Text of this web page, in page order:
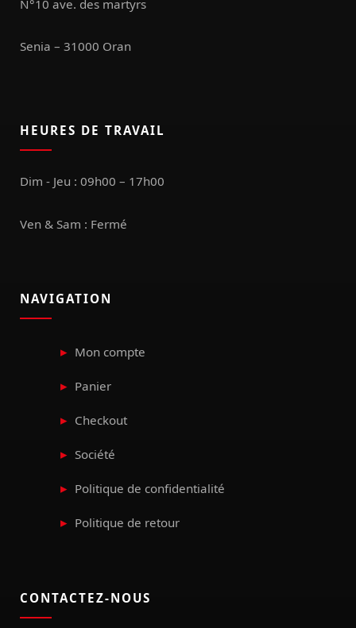
N°10 ave. des martyrs
Senia – 31000 Oran
HEURES DE TRAVAIL
Dim - Jeu : 09h00 – 17h00
Ven & Sam : Fermé
NAVIGATION
Mon compte
Panier
Checkout
Société
Politique de confidentialité
Politique de retour
CONTACTEZ-NOUS